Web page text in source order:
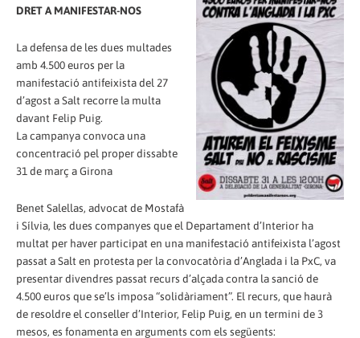
DRET A MANIFESTAR-NOS
La defensa de les dues multades
amb 4.500 euros per la
manifestació antifeixista del 27
d’agost a Salt recorre la multa
davant Felip Puig.
La campanya convoca una
concentració pel proper dissabte
31 de març a Girona
Benet Salellas, advocat de Mostafà
i Sílvia, les dues companyes que el Departament d’Interior ha
multat per haver participat en una manifestació antifeixista l’agost
passat a Salt en protesta per la convocatòria d’Anglada i la PxC, va
presentar divendres passat recurs d’alçada contra la sanció de
4.500 euros que se’ls imposa “solidàriament”. El recurs, que haurà
de resoldre el conseller d’Interior, Felip Puig, en un termini de 3
mesos, es fonamenta en arguments com els següents: